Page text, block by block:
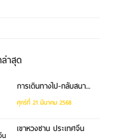
าสุด
การเดินทางไป-กลับสนา...
ศุกร์ที่ 21 มีนาคม 2568
เขาหวงซาน ประเทศจีน